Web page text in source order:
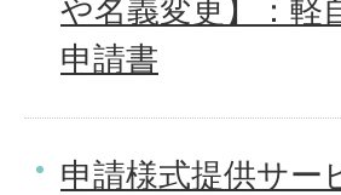
や名義変更】：軽
申請書
申請様式提供サー